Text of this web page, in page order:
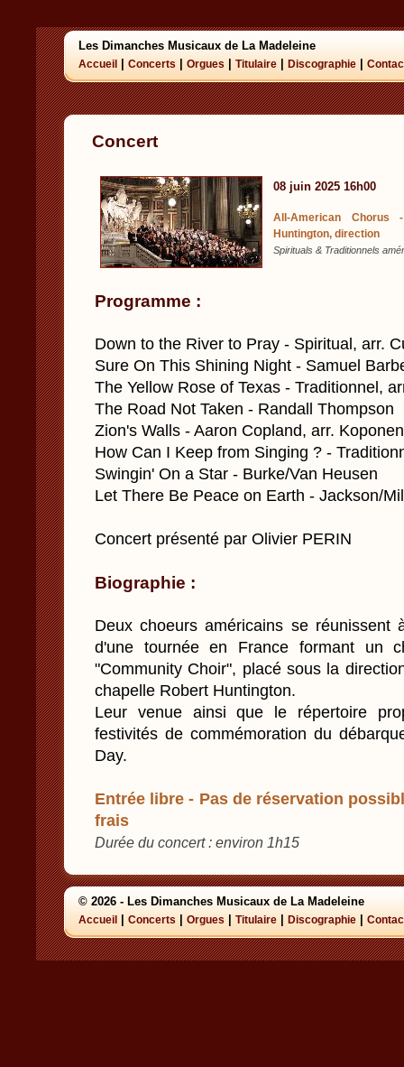
Les Dimanches Musicaux de La Madeleine
Accueil Concerts Orgues Titulaire Discographie
Concert
08 juin 2025 16h00
All-American
Huntington, direction
Spirituals & Traditionnels
Programme :
Down to the River to Pray - Spiritual, arr.
Sure On This Shining Night - Samuel
The Yellow Rose of Texas - Traditionnel,
The Road Not Taken - Randall Thompson
Zion's Walls - Aaron Copland, arr. Koponen
How Can I Keep from Singing ? -
Swingin' On a Star - Burke/Van Heusen
Let There Be Peace on Earth - Jackson/
Concert présenté par Olivier PERIN
Biographie :
Deux choeurs américains se réunissent
d'une tournée en France formant un
"Community Choir", placé sous la
chapelle Robert Huntington.
Leur venue ainsi que le répertoire
festivités de commémoration du
Day.
Entrée libre - Pas de réservation
frais
Durée du concert : environ 1h15
© 2026 - Les Dimanches Musicaux de La Madeleine
Accueil Concerts Orgues Titulaire Discographie